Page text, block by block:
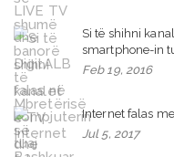
Si të shihni
smartphone-in
Feb 19, 2016
Internet falas
Jul 5, 2017